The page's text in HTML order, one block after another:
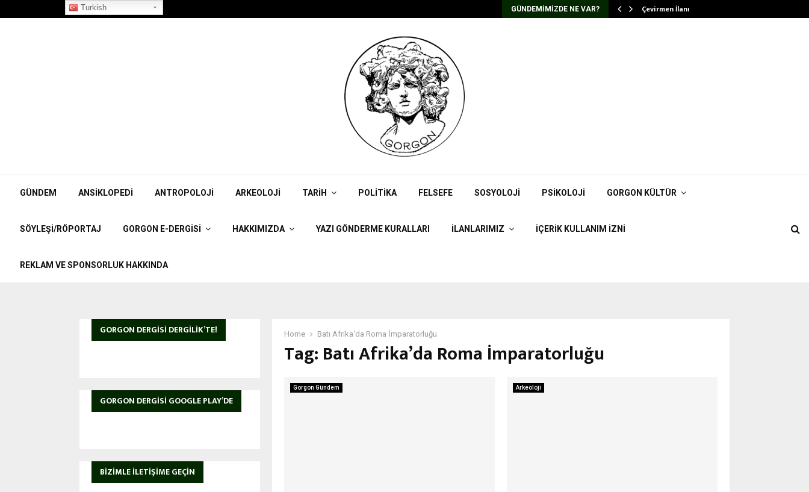
GÜNDEMIMIZDE NE VAR?
”Korpiklaani” Röportajı Çevirmen İlanı
GÜNDEM ANSIKLOPEDI ANTROPOLOJI ARKEOLOJI TARIH POLITIKA FELSEFE SOSYOLOJI PSIKOLOJI GORGON KÜLTÜR
SÖYLEŞI/RÖPORTAJ GORGON E-DERGISI HAKKIMIZDA YAZI GÖNDERME KURALLARI İLANLARIMIZ İÇERIK KULLANIM İZNI
REKLAM VE SPONSORLUK HAKKINDA
Home Batı Afrika'da Roma İmparatorluğu
Tag: Batı Afrika’da Roma İmparatorluğu
Gorgon Gündem Arkeoloji
GORGON DERGISI DERGILIK’TE!
GORGON DERGISI GOOGLE PLAY’DE
BIZIMLE İLETIŞIME GEÇIN
Turkish